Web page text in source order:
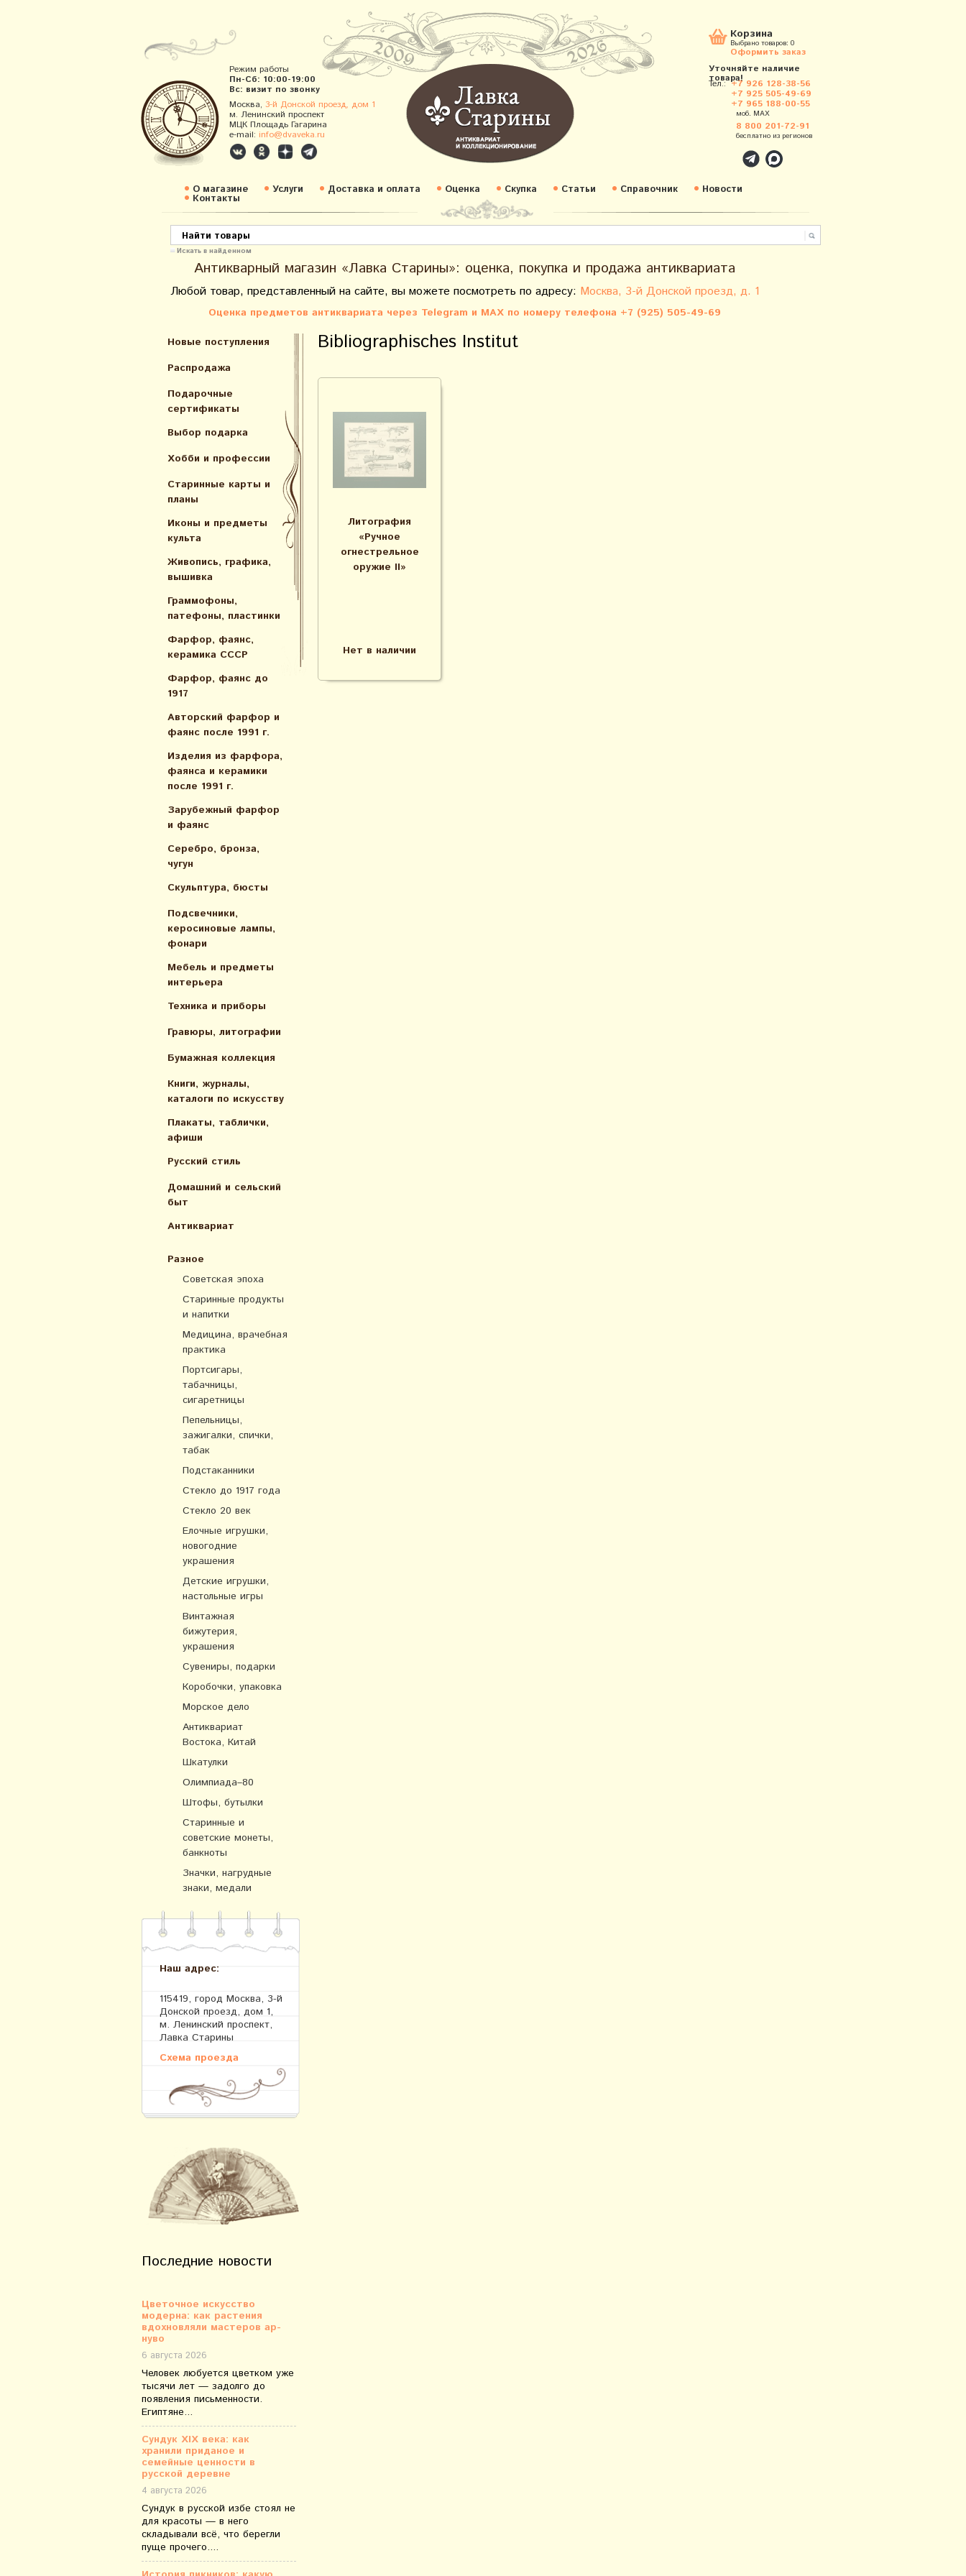
Режим работы
Пн-Сб: 10:00-19:00
Вс: визит по звонку
Москва, 3-й Донской проезд, дом 1
м. Ленинский проспект
МЦК Площадь Гагарина
e-mail: info@dvaveka.ru
Корзина
Выбрано товаров: 0
Оформить заказ
Уточняйте наличие
товара!
Тел.: +7 926 128-38-56
+7 925 505-49-69
+7 965 188-00-55
моб. MAX
8 800 201-72-91
бесплатно из регионов
О магазине Услуги Доставка и оплата Оценка Скупка Статьи Справочник Новости
Контакты
Искать в найденном
Антикварный магазин «Лавка Старины»: оценка, покупка и продажа антиквариата
Любой товар, представленный на сайте, вы можете посмотреть по адресу: Москва, 3-й Донской проезд, д. 1
Оценка предметов антиквариата через Telegram и MAX по номеру телефона +7 (925) 505-49-69
Новые поступления
Распродажа
Подарочные
сертификаты
Выбор подарка
Хобби и профессии
Старинные карты и
планы
Иконы и предметы
культа
Живопись, графика,
вышивка
Граммофоны,
патефоны, пластинки
Фарфор, фаянс,
керамика СССР
Фарфор, фаянс до
1917
Авторский фарфор и
фаянс после 1991 г.
Изделия из фарфора,
фаянса и керамики
после 1991 г.
Зарубежный фарфор
и фаянс
Серебро, бронза,
чугун
Скульптура, бюсты
Подсвечники,
керосиновые лампы,
фонари
Мебель и предметы
интерьера
Техника и приборы
Гравюры, литографии
Бумажная коллекция
Книги, журналы,
каталоги по искусcтву
Плакаты, таблички,
афиши
Русский стиль
Домашний и сельский
быт
Антиквариат
Разное
Советская эпоха
Старинные продукты
и напитки
Медицина, врачебная
практика
Портсигары,
табачницы,
сигаретницы
Пепельницы,
зажигалки, спички,
табак
Подстаканники
Стекло до 1917 года
Стекло 20 век
Елочные игрушки,
новогодние
украшения
Детские игрушки,
настольные игры
Винтажная
бижутерия,
украшения
Сувениры, подарки
Коробочки, упаковка
Морское дело
Антиквариат
Востока, Китай
Шкатулки
Олимпиада–80
Штофы, бутылки
Старинные и
советские монеты,
банкноты
Значки, нагрудные
знаки, медали
Наш адрес:
115419, город Москва, 3-й
Донской проезд, дом 1,
м. Ленинский проспект,
Лавка Старины
Схема проезда
Последние новости
Цветочное искусство
модерна: как растения
вдохновляли мастеров ар-
нуво
6 августа 2026
Человек любуется цветком уже
тысячи лет — задолго до
появления письменности.
Египтяне...
Сундук XIX века: как
хранили приданое и
семейные ценности в
русской деревне
4 августа 2026
Сундук в русской избе стоял не
для красоты — в него
складывали всё, что берегли
пуще прочего....
Bibliographisches Institut
Литография
«Ручное
огнестрельное
оружие II»
Нет в наличии